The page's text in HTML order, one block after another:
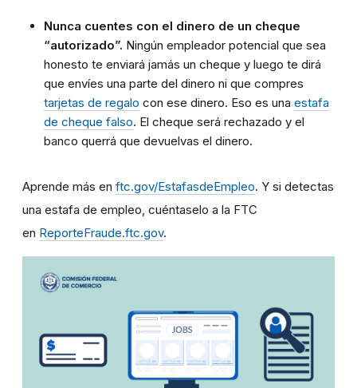
Nunca cuentes con el dinero de un cheque
“autorizado”. Ningún empleador potencial que sea
honesto te enviará jamás un cheque y luego te dirá
que envíes una parte del dinero ni que compres
tarjetas de regalo con ese dinero. Eso es una estafa
de cheque falso. El cheque será rechazado y el
banco querrá que devuelvas el dinero.
Aprende más en ftc.gov/EstafasdeEmpleo. Y si detectas
una estafa de empleo, cuéntaselo a la FTC
en ReporteFraude.ftc.gov.